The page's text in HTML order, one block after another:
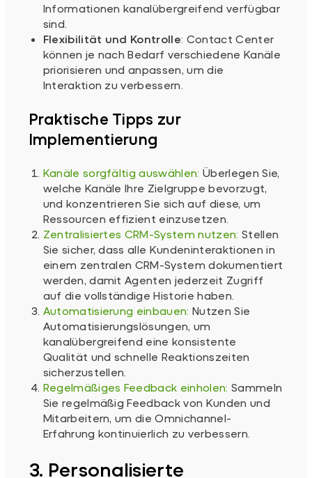
Informationen kanalübergreifend verfügbar
sind.
Flexibilität und Kontrolle: Contact Center
können je nach Bedarf verschiedene Kanäle
priorisieren und anpassen, um die
Interaktion zu verbessern.
Praktische Tipps zur
Implementierung
Kanäle sorgfältig auswählen: Überlegen Sie,
welche Kanäle Ihre Zielgruppe bevorzugt,
und konzentrieren Sie sich auf diese, um
Ressourcen effizient einzusetzen.
Zentralisiertes CRM-System nutzen: Stellen
Sie sicher, dass alle Kundeninteraktionen in
einem zentralen CRM-System dokumentiert
werden, damit Agenten jederzeit Zugriff
auf die vollständige Historie haben.
Automatisierung einbauen:Nutzen Sie
Automatisierungslösungen, um
kanalübergreifend eine konsistente
Qualität und schnelle Reaktionszeiten
sicherzustellen.
Regelmäßiges Feedback einholen: Sammeln
Sie regelmäßig Feedback von Kunden und
Mitarbeitern, um die Omnichannel-
Erfahrung kontinuierlich zu verbessern.
3. Personalisierte